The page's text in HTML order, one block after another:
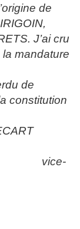
de
J’ai cru
mandature
de
constitution
vice-